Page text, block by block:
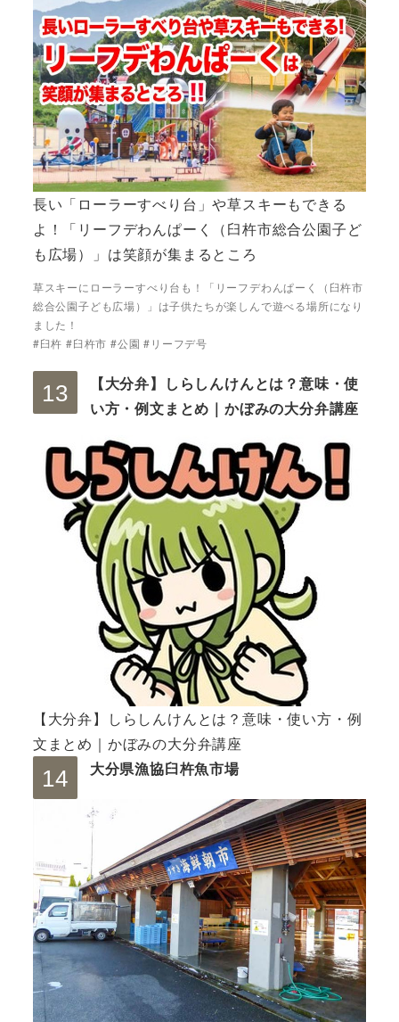
長い「ローラーすべり台」や草スキーもできる
よ！「リーフデわんぱーく（臼杵市総合公園子ど
も広場）」は笑顔が集まるところ
草スキーにローラーすべり台も！「リーフデわんぱーく（臼杵市
総合公園子ども広場）」は子供たちが楽しんで遊べる場所になり
ました！
#臼杵 #臼杵市 #公園 #リーフデ号
【大分弁】しらしんけんとは？意味・使
い方・例文まとめ｜かぼみの大分弁講座
【大分弁】しらしんけんとは？意味・使い方・例
文まとめ｜かぼみの大分弁講座
大分県漁協臼杵魚市場